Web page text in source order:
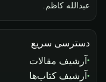
عبدالله کاظم.
دسترسی سریع
آرشیف مقالات
آرشیف کتاب‌ها